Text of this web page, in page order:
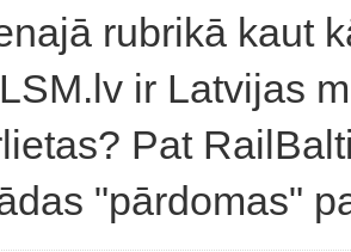
rubrikā kaut
ir Latvijas
Pat
"pārdomas"